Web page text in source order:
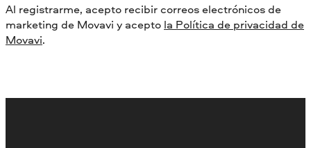
Al registrarme, acepto recibir correos electrónicos de
marketing de Movavi y acepto la Política de privacidad de
Movavi.